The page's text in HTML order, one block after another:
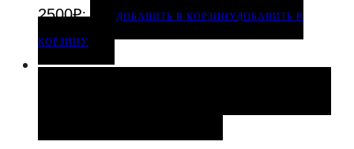
2500₽. ДОБАВИТЬ В КОРЗИНУДОБАВИТЬ В
КОРЗИНУ